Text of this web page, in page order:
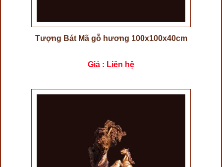
Tượng Bát Mã gỗ hương 100x100x40cm
Giá : Liên hệ